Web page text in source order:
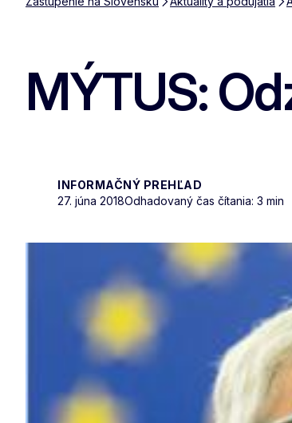
MÝTUS:
INFORMAČNÝ PREHĽAD
27. júna 2018Odhadovaný čas čítania: 3 min